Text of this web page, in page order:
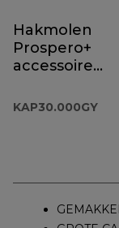
Hakmolen
Prospero+
accessoire
KAP30.000GY